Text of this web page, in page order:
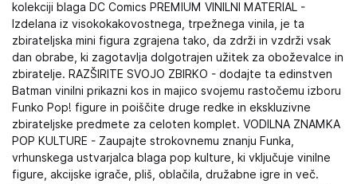
kolekciji blaga DC Comics PREMIUM VINILNI MATERIAL -
Izdelana iz visokokakovostnega, trpežnega vinila, je ta
zbirateljska mini figura zgrajena tako, da zdrži in vzdrži vsak
dan obrabe, ki zagotavlja dolgotrajen užitek za oboževalce in
zbiratelje. RAZŠIRITE SVOJO ZBIRKO - dodajte ta edinstven
Batman vinilni prikazni kos in majico svojemu rastočemu izboru
Funko Pop! figure in poiščite druge redke in ekskluzivne
zbirateljske predmete za celoten komplet. VODILNA ZNAMKA
POP KULTURE - Zaupajte strokovnemu znanju Funka,
vrhunskega ustvarjalca blaga pop kulture, ki vključuje vinilne
figure, akcijske igrače, pliš, oblačila, družabne igre in več.